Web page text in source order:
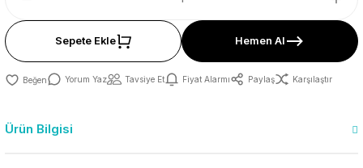
Sepete Ekle Hemen Al
Yorum Yaz Tavsiye Et Fiyat Alarmı Paylaş Karşılaştır
Ürün Bilgisi